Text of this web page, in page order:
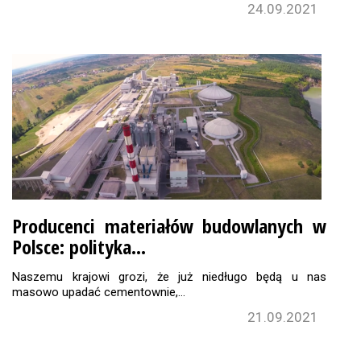
24.09.2021
Producenci materiałów budowlanych w
Polsce: polityka…
Naszemu krajowi grozi, że już niedługo będą u nas
masowo upadać cementownie,…
21.09.2021